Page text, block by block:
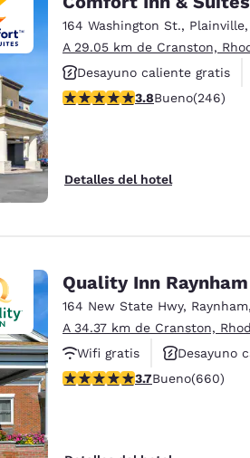
164 Washington St., Plainville,
A 29.05 km de Cranston,
Desayuno caliente gratis
Instalaciones deportivas
Calificación de 3.8 estrellas.
3.8Bueno(246)
Detalles del hotel
Quality Inn
164 New State Hwy, Raynham,
A 34.37 km de Cranston,
Wifi gratis
Desayuno
Instalaciones deportivas
Calificación de 3.66 estrellas.
3.7Bueno(660)